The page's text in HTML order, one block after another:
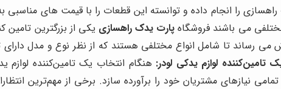
را انجام داده و توانسته این قطعات را با قیمت های
می باشند فروشگاه پارت یدک راهسازی یکی از بزرگترین
رساند تا شامل انواع مختلفی هستند که از نظر نوع و مدل
تامین‌کننده لوازم یدکی لودر: هنگام انتخاب یک تامین‌کننده لوازم
نیازهای مشتریان خود را برآورده سازد. برخی از مهم‌ترین